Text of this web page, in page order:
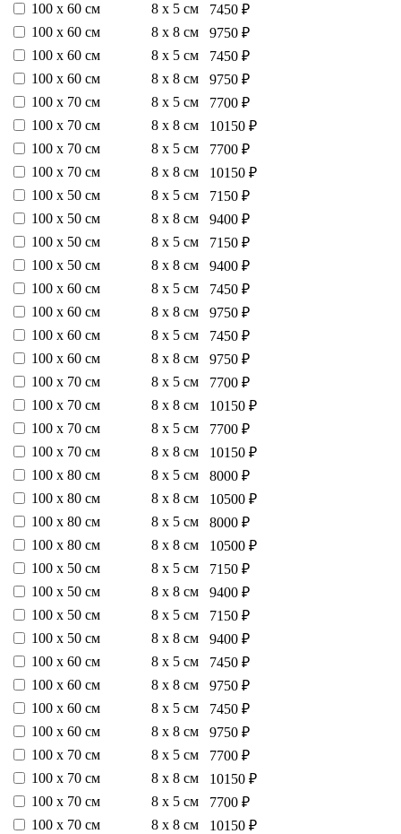
100 х 60 см
8 х 5 см
7450 ₽
100 х 60 см
8 х 8 см
9750 ₽
100 х 60 см
8 х 5 см
7450 ₽
100 х 60 см
8 х 8 см
9750 ₽
100 х 70 см
8 х 5 см
7700 ₽
100 х 70 см
8 х 8 см
10150 ₽
100 х 70 см
8 х 5 см
7700 ₽
100 х 70 см
8 х 8 см
10150 ₽
100 х 50 см
8 х 5 см
7150 ₽
100 х 50 см
8 х 8 см
9400 ₽
100 х 50 см
8 х 5 см
7150 ₽
100 х 50 см
8 х 8 см
9400 ₽
100 х 60 см
8 х 5 см
7450 ₽
100 х 60 см
8 х 8 см
9750 ₽
100 х 60 см
8 х 5 см
7450 ₽
100 х 60 см
8 х 8 см
9750 ₽
100 х 70 см
8 х 5 см
7700 ₽
100 х 70 см
8 х 8 см
10150 ₽
100 х 70 см
8 х 5 см
7700 ₽
100 х 70 см
8 х 8 см
10150 ₽
100 х 80 см
8 х 5 см
8000 ₽
100 х 80 см
8 х 8 см
10500 ₽
100 х 80 см
8 х 5 см
8000 ₽
100 х 80 см
8 х 8 см
10500 ₽
100 х 50 см
8 х 5 см
7150 ₽
100 х 50 см
8 х 8 см
9400 ₽
100 х 50 см
8 х 5 см
7150 ₽
100 х 50 см
8 х 8 см
9400 ₽
100 х 60 см
8 х 5 см
7450 ₽
100 х 60 см
8 х 8 см
9750 ₽
100 х 60 см
8 х 5 см
7450 ₽
100 х 60 см
8 х 8 см
9750 ₽
100 х 70 см
8 х 5 см
7700 ₽
100 х 70 см
8 х 8 см
10150 ₽
100 х 70 см
8 х 5 см
7700 ₽
100 х 70 см
8 х 8 см
10150 ₽